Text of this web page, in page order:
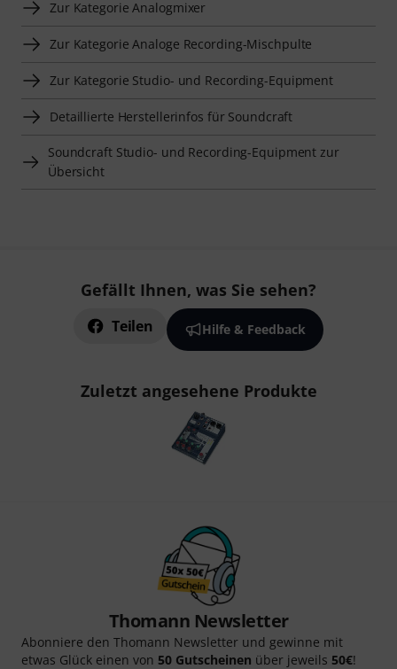
Zur Kategorie Analogmixer
Zur Kategorie Analoge Recording-Mischpulte
Zur Kategorie Studio- und Recording-Equipment
Detaillierte Herstellerinfos für Soundcraft
Soundcraft Studio- und Recording-Equipment zur
Übersicht
Gefällt Ihnen, was Sie sehen?
Teilen Hilfe & Feedback
Zuletzt angesehene Produkte
Thomann Newsletter
Abonniere den Thomann Newsletter und gewinne mit
etwas Glück einen von 50 Gutscheinen über jeweils 50€!